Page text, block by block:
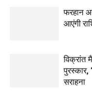
फरहान
आएंगी
विक्रांत
पुरस्कार,
सराहना